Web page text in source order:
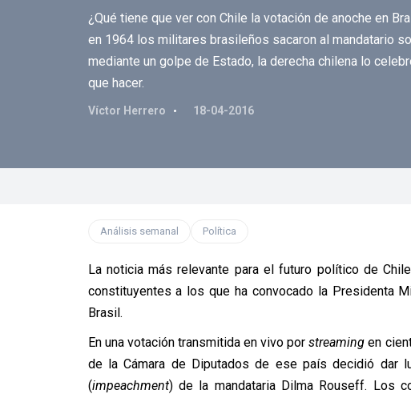
¿Qué tiene que ver con Chile la votación de anoche en
en 1964 los militares brasileños sacaron al mandatario
mediante un golpe de Estado, la derecha chilena lo
que hacer.
Víctor Herrero 18-04-2016
Análisis semanal Política
La noticia más relevante para el futuro político de
constituyentes a los que ha convocado la Presidenta
Brasil.
En una votación transmitida en vivo porstreaming en
de la Cámara de Diputados de ese país decidió dar
(impeachment) de la mandataria Dilma Rouseff. Los